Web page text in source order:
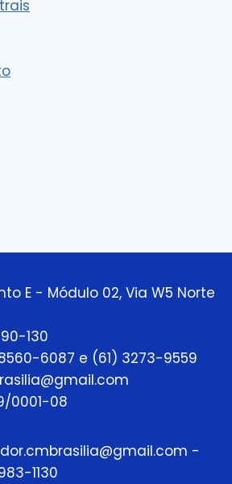
E - Módulo 02, Via W5 Norte
130
6087 e (61) 3273-9559
0001-08
-
1130